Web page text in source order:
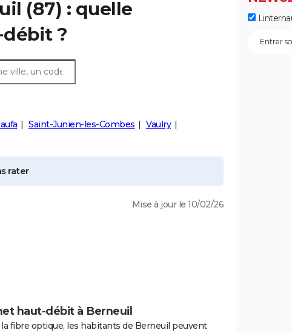
(87) : quelle
?
Saint-Junien-les-Combes
Vaulry
rater
Mise à jour le 10/02/26
haut-débit à Berneuil
la fibre optique, les habitants de Berneuil peuvent